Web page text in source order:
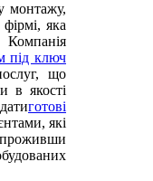
монтажу,
яка
під ключ
що
в якості
готові
які
проживши